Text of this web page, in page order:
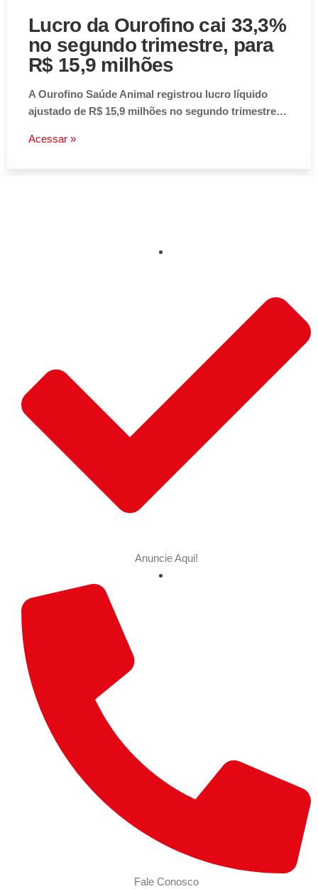
Lucro da Ourofino cai 33,3%
no segundo trimestre, para
R$ 15,9 milhões
A Ourofino Saúde Animal registrou lucro líquido
ajustado de R$ 15,9 milhões no segundo trimestre…
Acessar »
Anuncie Aqui!
Fale Conosco